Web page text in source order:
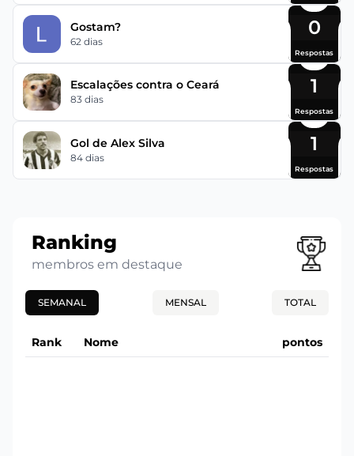
Gostam?
62 dias
0
Respostas
Escalações contra o Ceará
83 dias
1
Respostas
Gol de Alex Silva
84 dias
1
Respostas
Ranking
membros em destaque
SEMANAL MENSAL TOTAL
Rank Nome pontos